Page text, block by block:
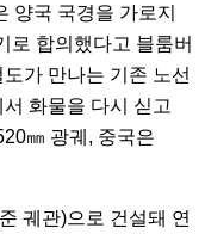
양국 국경을 가로지
로 합의했다고 블룸버
가 만나는 기존 노선
화물을 다시 싣고
㎜ 광궤, 중국은
궤관)으로 건설돼 연